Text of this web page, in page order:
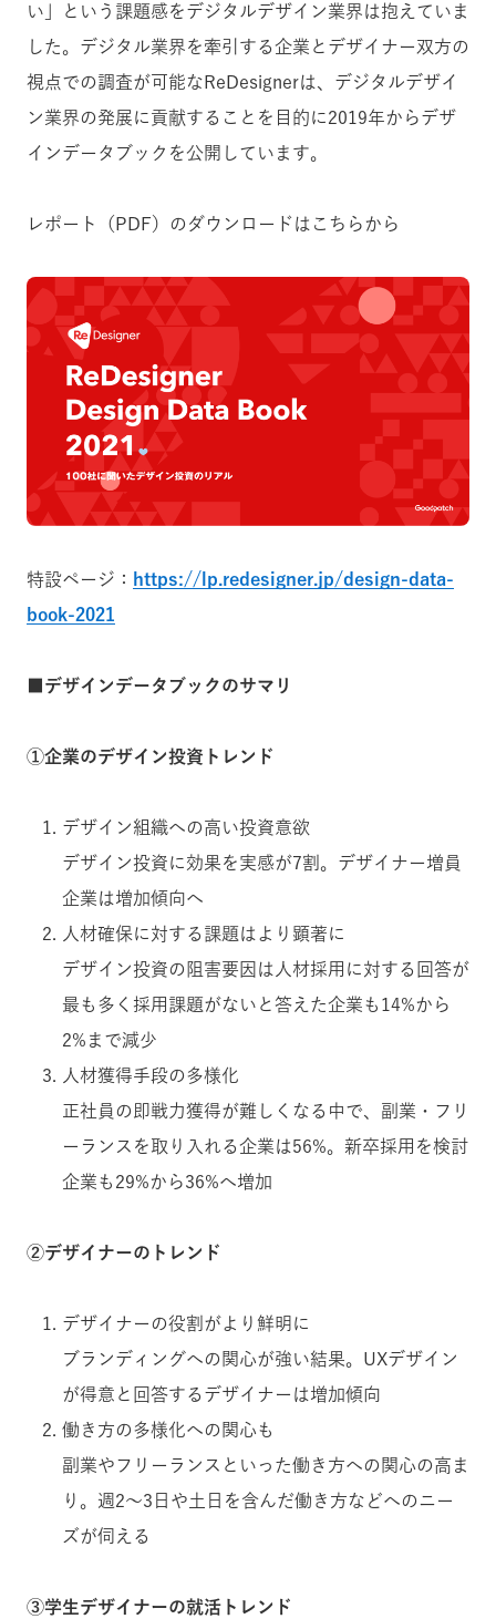
い」という課題感をデジタルデザイン業界は抱えていま
した。デジタル業界を牽引する企業とデザイナー双方の
視点での調査が可能なReDesignerは、デジタルデザイ
ン業界の発展に貢献することを目的に2019年からデザ
インデータブックを公開しています。
レポート（PDF）のダウンロードはこちらから
特設ページ：
https://lp.redesigner.jp/design-data-
book-2021
■デザインデータブックのサマリ
①企業のデザイン投資トレンド
デザイン組織への高い投資意欲
デザイン投資に効果を実感が7割。デザイナー増員
企業は増加傾向へ
人材確保に対する課題はより顕著に
デザイン投資の阻害要因は人材採用に対する回答が
最も多く採用課題がないと答えた企業も14%から
2%まで減少
人材獲得手段の多様化
正社員の即戦力獲得が難しくなる中で、副業・フリ
ーランスを取り入れる企業は56%。新卒採用を検討
企業も29%から36%へ増加
②デザイナーのトレンド
デザイナーの役割がより鮮明に
ブランディングへの関心が強い結果。UXデザイン
が得意と回答するデザイナーは増加傾向
働き方の多様化への関心も
副業やフリーランスといった働き方への関心の高ま
り。週2〜3日や土日を含んだ働き方などへのニー
ズが伺える
③学生デザイナーの就活トレンド